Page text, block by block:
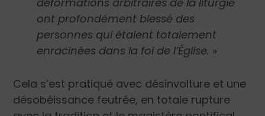
ont profondément blessé des
personnes qui étaient totalement
enracinées dans la foi de l’Église. »
Cela s’est pratiqué avec désinvolture et une
désobéissance feutrée, en totale rupture